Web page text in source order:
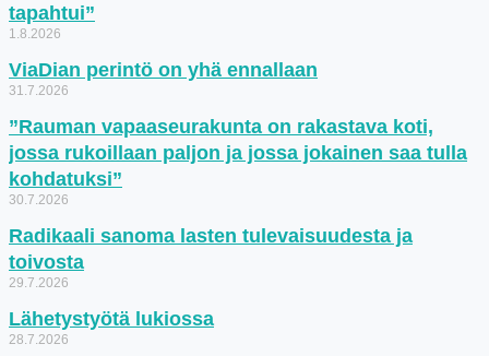
tapahtui”
1.8.2026
ViaDian perintö on yhä ennallaan
31.7.2026
”Rauman vapaaseurakunta on rakastava koti,
jossa rukoillaan paljon ja jossa jokainen saa tulla
kohdatuksi”
30.7.2026
Radikaali sanoma lasten tulevaisuudesta ja
toivosta
29.7.2026
Lähetystyötä lukiossa
28.7.2026